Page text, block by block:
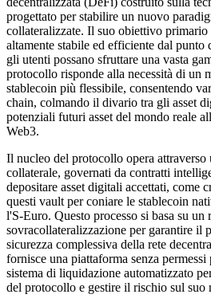
progettato per stabilire un nuovo
collateralizzate. Il suo obiettivo primario
altamente stabile ed efficiente dal
gli utenti possano sfruttare una vasta
protocollo risponde alla necessità di un
stablecoin più flessibile, consentendo
chain, colmando il divario tra gli asset
potenziali futuri asset del mondo reale
Web3.
Il nucleo del protocollo opera
collaterale, governati da contratti
depositare asset digitali accettati, come
questi vault per coniare le stablecoin
l'S-Euro. Questo processo si basa su un
sovracollateralizzazione per garantire il
sicurezza complessiva della rete
fornisce una piattaforma senza
sistema di liquidazione automatizzato
del protocollo e gestire il rischio sul suo